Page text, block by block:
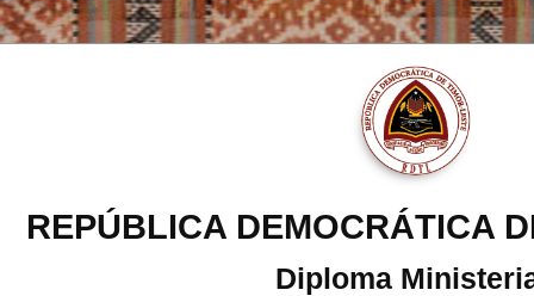
REPÚBLICA DEMOCRÁTICA
Diploma